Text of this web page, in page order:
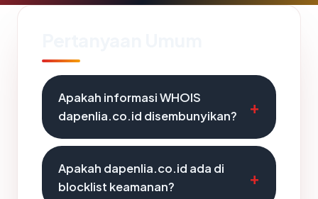
Apakah informasi WHOIS
dapenlia.co.id disembunyikan?
Apakah dapenlia.co.id ada di
blocklist keamanan?